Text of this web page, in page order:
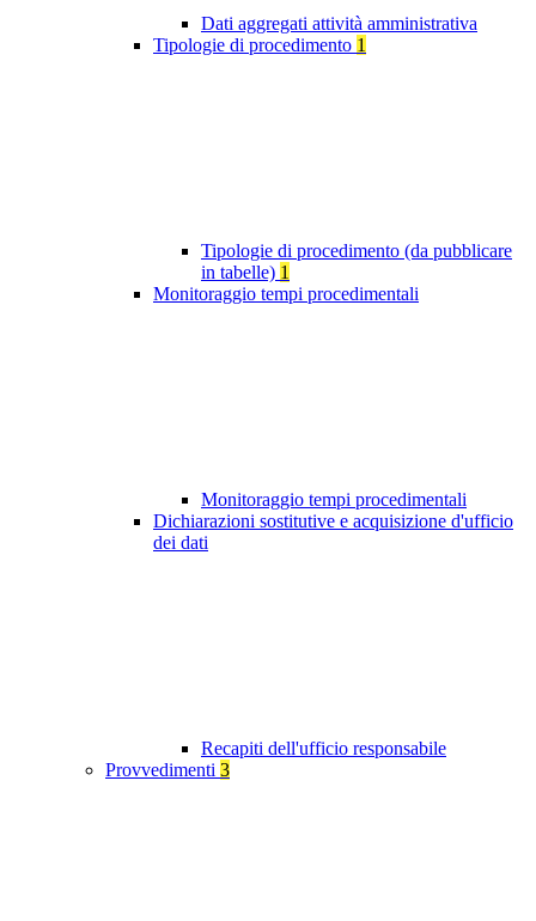
Dati aggregati attività amministrativa
Tipologie di procedimento 1
Tipologie di procedimento (da pubblicare
in tabelle) 1
Monitoraggio tempi procedimentali
Monitoraggio tempi procedimentali
Dichiarazioni sostitutive e acquisizione d'ufficio
dei dati
Recapiti dell'ufficio responsabile
Provvedimenti 3